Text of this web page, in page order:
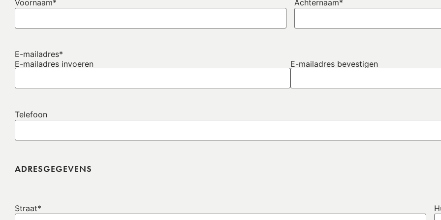
Voornaam* Achternaam*
E-mailadres*
E-mailadres invoeren
E-mailadres bevestigen
Telefoon
ADRESGEGEVENS
Straat*